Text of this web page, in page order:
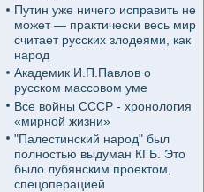
Путин уже ничего исправить не
может — практически весь мир
считает русских злодеями, как
народ
Академик И.П.Павлов о
русском массовом уме
Все войны СССР - хронология
«мирной жизни»
"Палестинский народ" был
полностью выдуман КГБ. Это
было лубянским проектом,
спецоперацией